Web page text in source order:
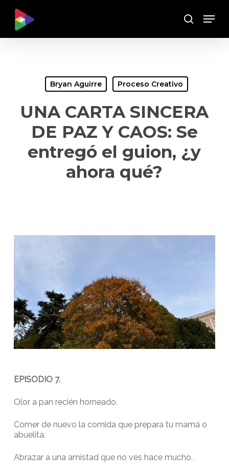
main
Buscar
Menu
Bryan Aguirre Proceso Creativo
UNA CARTA SINCERA
DE PAZ Y CAOS: Se
entregó el guion, ¿y
ahora qué?
EPISODIO 7.
Olor a pan recién horneado.
Comer de nuevo la comida que prepara tu mamá o
abuelita.
Abrazar a una amistad que no ves hace mucho.